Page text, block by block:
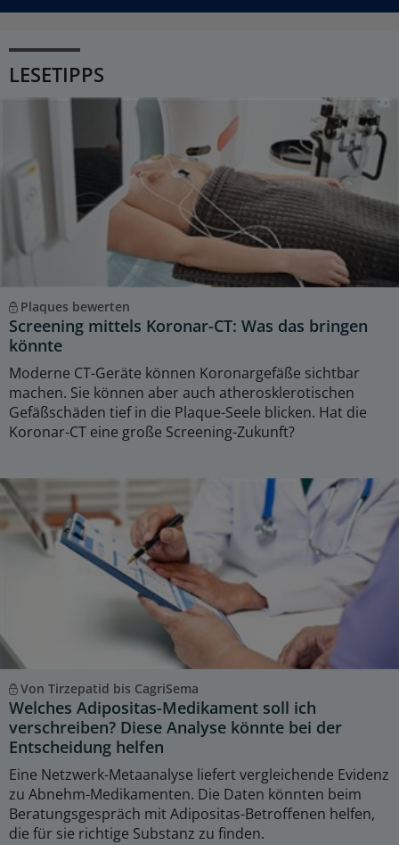
LESETIPPS
Plaques bewerten
Screening mittels Koronar-CT: Was das bringen
könnte
Moderne CT-Geräte können Koronargefäße sichtbar
machen. Sie können aber auch atherosklerotischen
Gefäßschäden tief in die Plaque-Seele blicken. Hat die
Koronar-CT eine große Screening-Zukunft?
Von Tirzepatid bis CagriSema
Welches Adipositas-Medikament soll ich
verschreiben? Diese Analyse könnte bei der
Entscheidung helfen
Eine Netzwerk-Metaanalyse liefert vergleichende Evidenz
zu Abnehm-Medikamenten. Die Daten könnten beim
Beratungsgespräch mit Adipositas-Betroffenen helfen,
die für sie richtige Substanz zu finden.